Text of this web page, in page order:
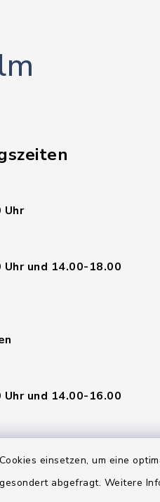
einsetzen, um eine
abgefragt. Weitere
Uhr
und 14.00-18.00
und 14.00-16.00